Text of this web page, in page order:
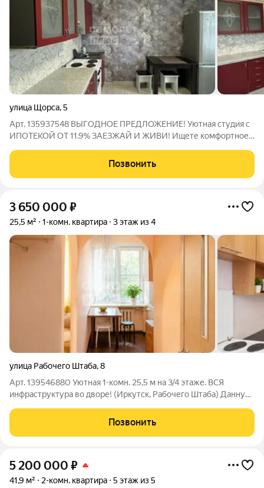
улица Щорса,5
Арт. 135937548 ВЫГОДНОЕ ПРЕДЛОЖЕНИЕ! Уютная студия с
ИПОТЕКОЙ ОТ 11.9% ЗАЕЗЖАЙ И ЖИВИ! Ищете комфортное
вариант! Преимущества вашей новой квартиры: Выгодная
ипотека: Доступна ипотека со ставкой
Позвонить
3 650 000 ₽
25,5 м² 1-комн. квартира 3 этаж из 4
улица Рабочего Штаба,8
Арт. 139546880 Уютная 1-комн. 25,5 м на 3/4 этаже. ВСЯ
инфраструктура во дворе! (Иркутск, Рабочего Штаба) Данную
платежом от 30 000 рублей! Продаётся светлая
однокомнатная квартира в тихом, но
Позвонить
5 200 000 ₽
41,9 м² 2-комн. квартира 5 этаж из 5